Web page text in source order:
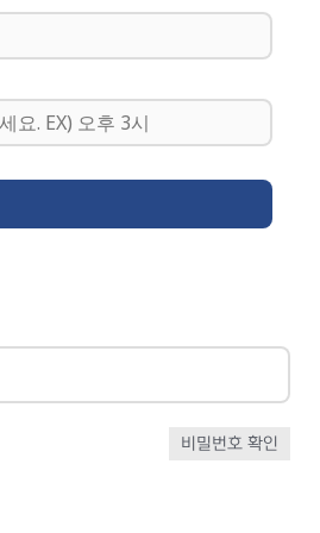
비밀번호 확인